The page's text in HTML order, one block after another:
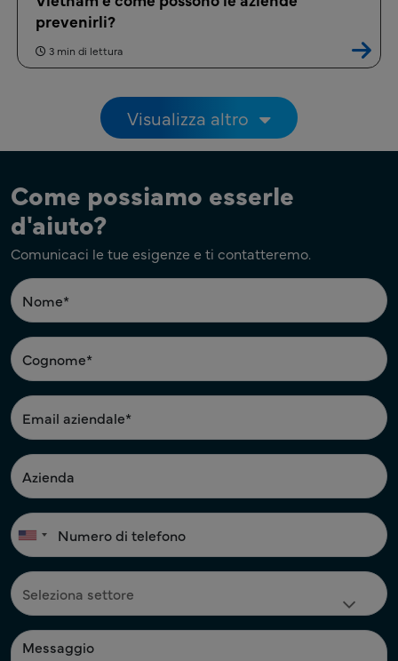
prevenirli?
3 min di lettura
Paginazione Visualizza altro
Come possiamo esserle
d'aiuto?
Comunicaci le tue esigenze e ti contatteremo.